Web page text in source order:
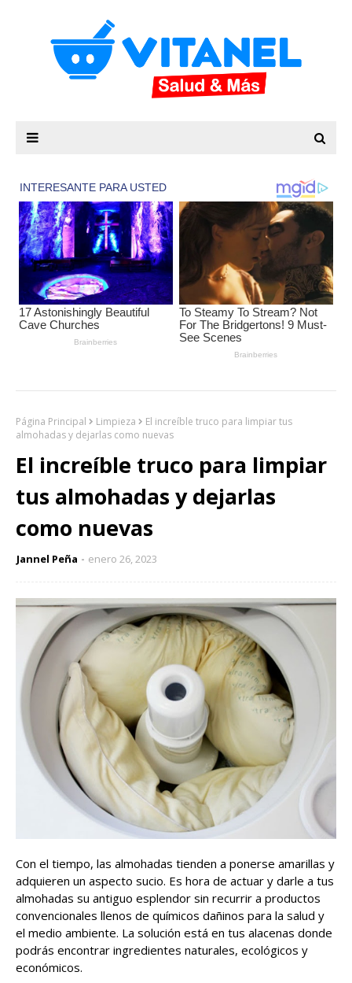
Página Principal Limpieza
El increíble truco para limpiar tus
almohadas y dejarlas como nuevas
El increíble truco para limpiar
tus almohadas y dejarlas
como nuevas
Jannel Peña enero 26, 2023
Con el tiempo, las almohadas tienden a ponerse amarillas y
adquieren un aspecto sucio. Es hora de actuar y darle a tus
almohadas su antiguo esplendor sin recurrir a productos
convencionales llenos de químicos dañinos para la salud y
el medio ambiente. La solución está en tus alacenas donde
podrás encontrar ingredientes naturales, ecológicos y
económicos.